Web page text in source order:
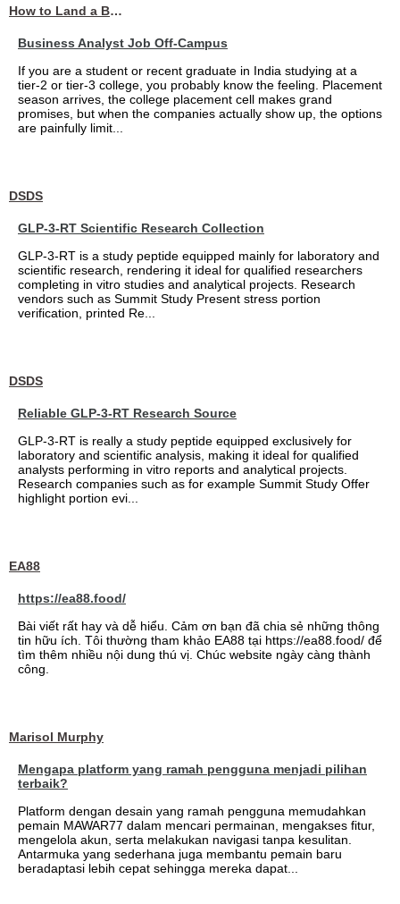
How to Land a Business Analyst Job Off-Campus When Your College Has Zero Tech Connections
Business Analyst Job Off-Campus
If you are a student or recent graduate in India studying at a
tier-2 or tier-3 college, you probably know the feeling. Placement
season arrives, the college placement cell makes grand
promises, but when the companies actually show up, the options
are painfully limit...
DSDS
GLP-3-RT Scientific Research Collection
GLP-3-RT is a study peptide equipped mainly for laboratory and
scientific research, rendering it ideal for qualified researchers
completing in vitro studies and analytical projects. Research
vendors such as Summit Study Present stress portion
verification, printed Re...
DSDS
Reliable GLP-3-RT Research Source
GLP-3-RT is really a study peptide equipped exclusively for
laboratory and scientific analysis, making it ideal for qualified
analysts performing in vitro reports and analytical projects.
Research companies such as for example Summit Study Offer
highlight portion evi...
EA88
https://ea88.food/
Bài viết rất hay và dễ hiểu. Cảm ơn bạn đã chia sẻ những thông
tin hữu ích. Tôi thường tham khảo EA88 tại https://ea88.food/ để
tìm thêm nhiều nội dung thú vị. Chúc website ngày càng thành
công.
Marisol Murphy
Mengapa platform yang ramah pengguna menjadi pilihan
terbaik?
Platform dengan desain yang ramah pengguna memudahkan
pemain MAWAR77 dalam mencari permainan, mengakses fitur,
mengelola akun, serta melakukan navigasi tanpa kesulitan.
Antarmuka yang sederhana juga membantu pemain baru
beradaptasi lebih cepat sehingga mereka dapat...